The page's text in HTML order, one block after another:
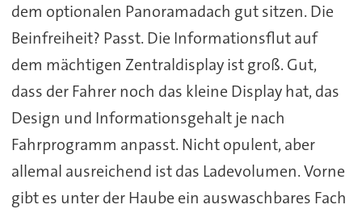
dem optionalen Panoramadach gut sitzen. Die
Beinfreiheit? Passt. Die Informationsflut auf
dem mächtigen Zentraldisplay ist groß. Gut,
dass der Fahrer noch das kleine Display hat, das
Design und Informationsgehalt je nach
Fahrprogramm anpasst. Nicht opulent, aber
allemal ausreichend ist das Ladevolumen. Vorne
gibt es unter der Haube ein auswaschbares Fach